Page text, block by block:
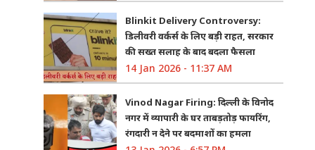
Blinkit Delivery Controversy:
डिलीवरी वर्कर्स के लिए बड़ी राहत, सरकार
की सख्त सलाह के बाद बदला फैसला
14 Jan 2026 - 11:37 AM
Vinod Nagar Firing: दिल्ली के विनोद
नगर में व्यापारी के घर ताबड़तोड़ फायरिंग,
रंगदारी न देने पर बदमाशों का हमला